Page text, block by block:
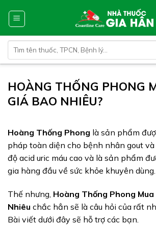
kiếm:
HOÀNG THỐNG PHONG
GIÁ BAO NHIÊU?
Hoàng Thống Phong là sản phẩm
pháp toàn diện cho bệnh nhân gout
độ acid uric máu cao và là sản phẩm
gia hàng đầu về sức khỏe khuyên dùng.
Thế nhưng, Hoàng Thống Phong Mua
Nhiêu chắc hẳn sẽ là câu hỏi của rất
Bài viết dưới đây sẽ hỗ trợ các bạn.